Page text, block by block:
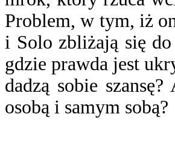
Problem, w tym, iż
i Solo zbliżają się do
gdzie prawda jest
dadzą sobie
osobą i samym sobą?